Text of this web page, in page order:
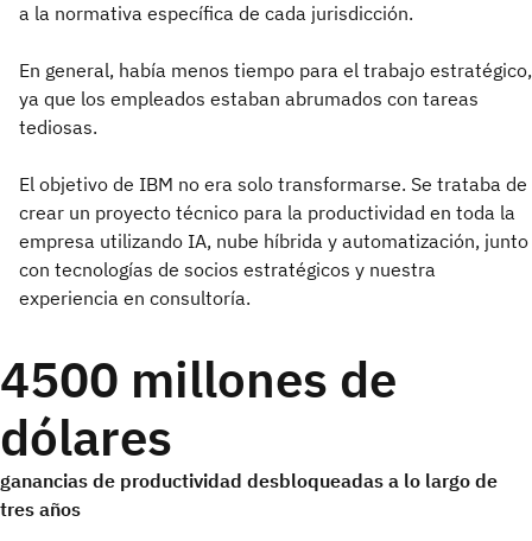
a la normativa específica de cada jurisdicción.
En general, había menos tiempo para el trabajo estratégico,
ya que los empleados estaban abrumados con tareas
tediosas.
El objetivo de IBM no era solo transformarse. Se trataba de
crear un proyecto técnico para la productividad en toda la
empresa utilizando IA, nube híbrida y automatización, junto
con tecnologías de socios estratégicos y nuestra
experiencia en consultoría.
4500 millones de
dólares
ganancias de productividad desbloqueadas a lo largo de
tres años